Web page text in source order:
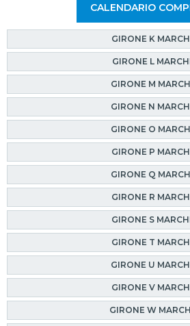
CALENDARIO
GIRONE K
GIRONE L
GIRONE M
GIRONE N
GIRONE O
GIRONE P
GIRONE Q
GIRONE R
GIRONE S
GIRONE T
GIRONE U
GIRONE V
GIRONE W